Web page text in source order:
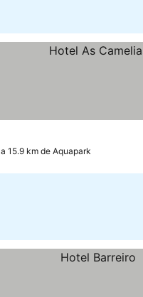
a 15.9 km de Aquapark